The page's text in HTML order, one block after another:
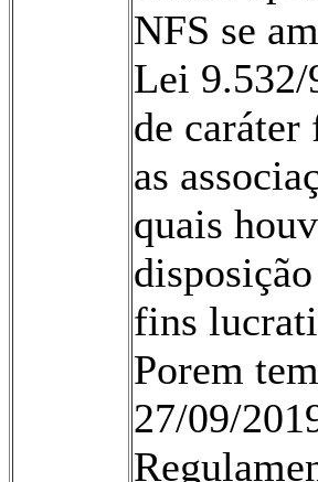
NFS se
Lei 9.532/
de
as
quais
fins
Porem
27/09/